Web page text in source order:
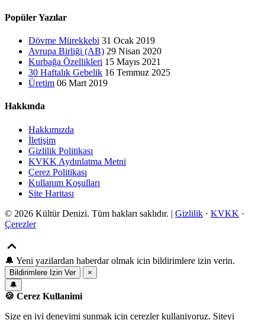
Popüler Yazılar
Dövme Mürekkebi 31 Ocak 2019
Avrupa Birliği (AB) 29 Nisan 2020
Kurbağa Özellikleri 15 Mayıs 2021
30 Haftalık Gebelik 16 Temmuz 2025
Üretim 06 Mart 2019
Hakkında
Hakkımızda
İletişim
Gizlilik Politikası
KVKK Aydınlatma Metni
Çerez Politikası
Kullanım Koşulları
Site Haritası
© 2026 Kültür Denizi. Tüm hakları saklıdır. | Gizlilik · KVKK ·
Çerezler
🔔 Yeni yazilardan haberdar olmak icin bildirimlere izin verin.
Bildirimlere Izin Ver
×
🔔
🍪 Cerez Kullanimi
Size en iyi deneyimi sunmak icin cerezler kullaniyoruz. Siteyi